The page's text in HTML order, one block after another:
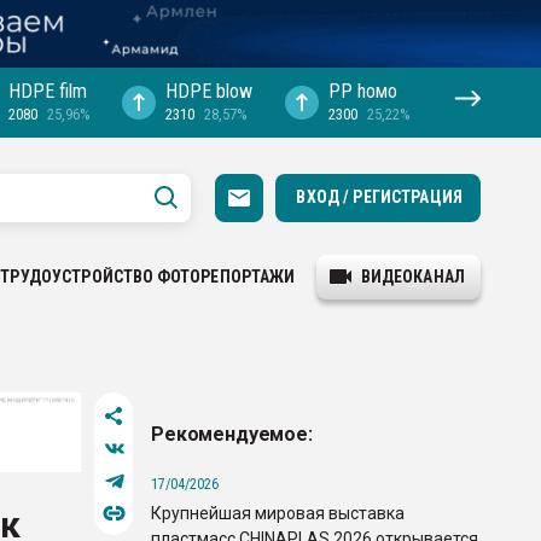
HDPE film
2080 25,96%
HDPE blow
2310 28,57%
PP hомо
2300 25,22%
ВХОД / РЕГИСТРАЦИЯ
ТРУДОУСТРОЙСТВО ФОТОРЕПОРТАЖИ ВИДЕОКАНАЛ
Рекомендуемое:
17/04/2026
Крупнейшая мировая выставка